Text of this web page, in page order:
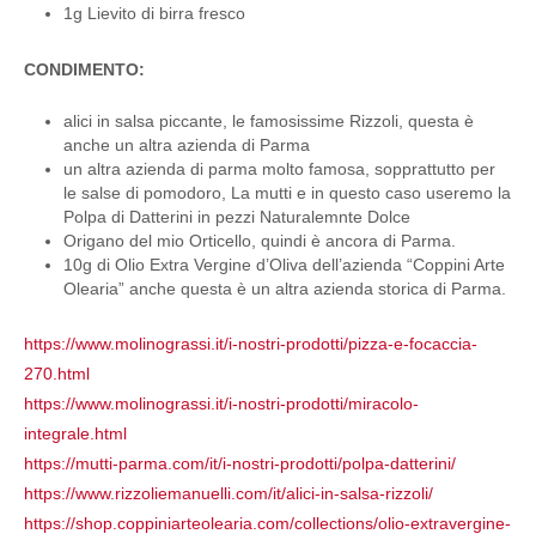
1g Lievito di birra fresco
CONDIMENTO:
alici in salsa piccante, le famosissime Rizzoli, questa è
anche un altra azienda di Parma
un altra azienda di parma molto famosa, sopprattutto per
le salse di pomodoro, La mutti e in questo caso useremo la
Polpa di Datterini in pezzi Naturalemnte Dolce
Origano del mio Orticello, quindi è ancora di Parma.
10g di Olio Extra Vergine d’Oliva dell’azienda “Coppini Arte
Olearia” anche questa è un altra azienda storica di Parma.
https://www.molinograssi.it/i-nostri-prodotti/pizza-e-focaccia-
270.html
https://www.molinograssi.it/i-nostri-prodotti/miracolo-
integrale.html
https://mutti-parma.com/it/i-nostri-prodotti/polpa-datterini/
https://www.rizzoliemanuelli.com/it/alici-in-salsa-rizzoli/
https://shop.coppiniarteolearia.com/collections/olio-extravergine-